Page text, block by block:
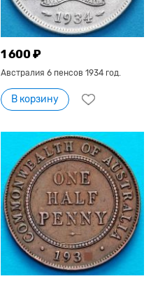
1 600 ₽
Австралия 6 пенсов 1934 год.
В корзину